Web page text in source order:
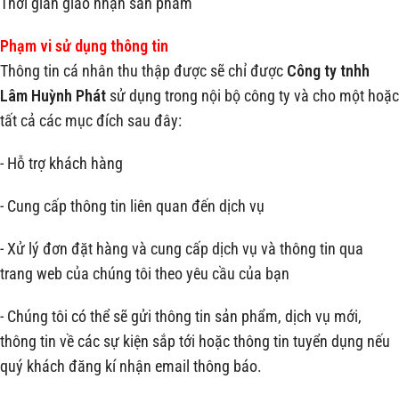
Phạm vi sử dụng thông tin
Thông tin cá nhân thu thập được sẽ chỉ được Công ty tnhh
Lâm Huỳnh Phát sử dụng trong nội bộ công ty và cho một hoặc
tất cả các mục đích sau đây:
- Hỗ trợ khách hàng
- Cung cấp thông tin liên quan đến dịch vụ
- Xử lý đơn đặt hàng và cung cấp dịch vụ và thông tin qua
trang web của chúng tôi theo yêu cầu của bạn
- Chúng tôi có thể sẽ gửi thông tin sản phẩm, dịch vụ mới,
thông tin về các sự kiện sắp tới hoặc thông tin tuyển dụng nếu
quý khách đăng kí nhận email thông báo.